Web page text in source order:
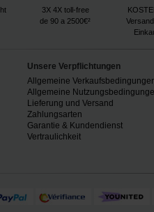
3X 4X toll-free
de 90 a 2500€²
Unsere Verpflichtungen
Allgemeine
Allgemeine
Lieferung und Versand
Zahlungsarten
Garantie & Kundendienst
Vertraulichkeit